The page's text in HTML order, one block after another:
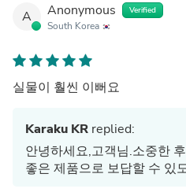
A Anonymous Verified
South Korea
실물이 훨씬 이뻐요
Karaku KR replied:
안녕하세요,고객님.소중한
좋은 제품으로 보답할 수 있